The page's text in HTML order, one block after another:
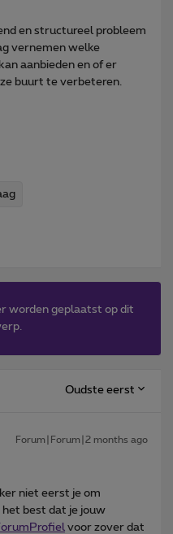
en structureel probleem
vernemen welke
aanbieden en of er
buurt te verbeteren.
worden geplaatst op dit
Oudste eerst
Forum|Forum|2 months ago
niet eerst je om
het best dat je jouw
voor zover dat